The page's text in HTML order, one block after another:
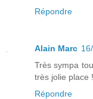
Répondre
Alain Marc
Très sympa
très jolie place !
Répondre